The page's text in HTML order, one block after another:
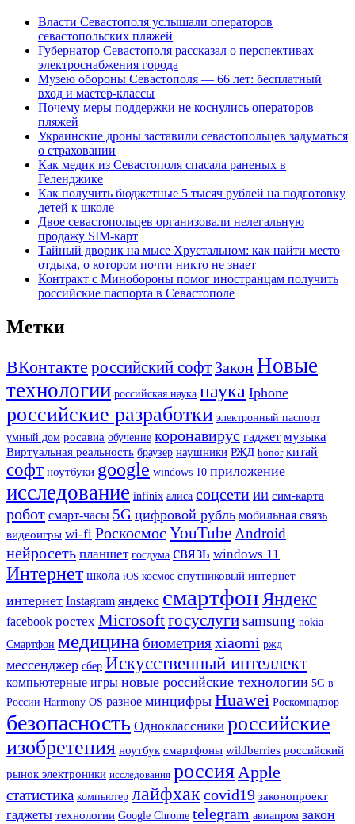
Власти Севастополя услышали операторов
севастопольских пляжей
Губернатор Севастополя рассказал о перспективах
электроснабжения города
Музею обороны Севастополя — 66 лет: бесплатный
вход и мастер-классы
Почему меры поддержки не коснулись операторов
пляжей
Украинские дроны заставили севастопольцев задуматься
о страховании
Как медик из Севастополя спасала раненых в
Геленджике
Как получить бюджетные 5 тысяч рублей на подготовку
детей к школе
Двое севастопольцев организовали нелегальную
продажу SIM-карт
Тайный дворик на мысе Хрустальном: как найти место
отдыха, о котором почти никто не знает
Контракт с Минобороны помог иностранцам получить
российские паспорта в Севастополе
Метки
ВКонтакте российский софт ЗаконНовые
технологии российская наука наука Iphone
российские разработки электронный паспорт
умный дом росавиа обучение коронавирус гаджет музыка
Виртуальная реальность браузер наушники РЖД honor китай
софт ноутбуки google windows 10 приложение
исследование infinix алиса соцсети ИИ сим-карта
робот смарт-часы 5G цифровой рубль мобильная связь
видеоигры wi-fi Роскосмос YouTube Android
нейросеть планшет госдума связь windows 11
Интернет школа iOS космос спутниковый интернет
интернет Instagram яндекс смартфон Яндекс
facebook ростех Microsoftгосуслугиsamsung nokia
Смартфон медицина биометрияxiaomi ржд
мессенджер сбер Искусственный интеллект
компьютерные игры новые российские технологии 5G в
России Harmony OS разное минцифры Huawei Роскомнадзор
безопасность Одноклассники российские
изобретения ноутбук смартфоны wildberries российский
рынок электроники исследования россияApple
статистика компьютер лайфхак covid19 законопроект
гаджеты технологии Google Chrome telegram авиапром закон